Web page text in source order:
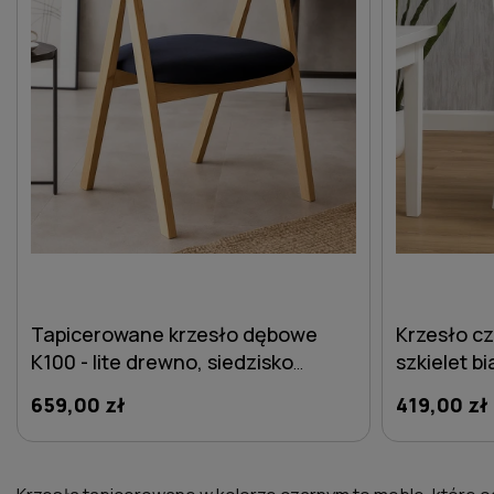
Tapicerowane krzesło dębowe
K100 - lite drewno, siedzisko
659,00 zł
Krzesło
szkielet
419,00 zł